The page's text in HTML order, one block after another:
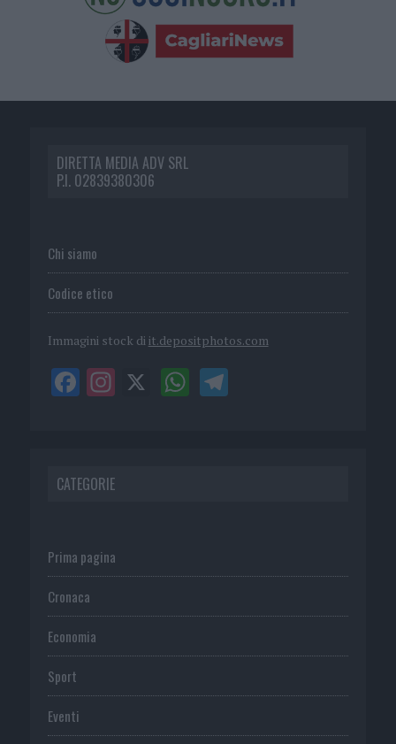
DIRETTA MEDIA ADV SRL
P.I. 02839380306
Chi siamo
Codice etico
Immagini stock di it.depositphotos.com
CATEGORIE
Prima pagina
Cronaca
Economia
Sport
Eventi